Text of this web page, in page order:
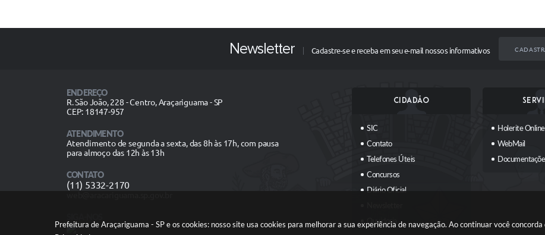
Prefeitura de Araçariguama - SP e os cookies: nosso site usa cookies para melhorar a sua experiência de navegação. Ao continuar você concorda
Newsletter Cadastre-se e receba em seu e-mail nossos informativos
ENDEREÇO
R. São João, 228 - Centro, Araçariguama - SP
CEP: 18147-957
ATENDIMENTO
Atendimento de segunda a sexta, das 8h às 17h, com pausa
para almoço das 12h às 13h
CONTATO
(11) 5332-2170
CIDADÃO
SIC
Contato
Telefones Úteis
Concursos
Diário Oficial
Ouvidoria
Holerite Online
WebMail